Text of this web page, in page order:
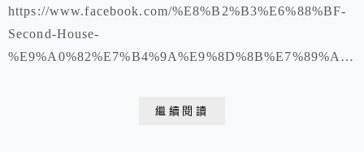
https://www.facebook.com/%E8%B2%B3%E6%88%BF-
Second-House-
%E9%A0%82%E7%B4%9A%E9%8D%8B%E7%89%A9-
繼續閱讀